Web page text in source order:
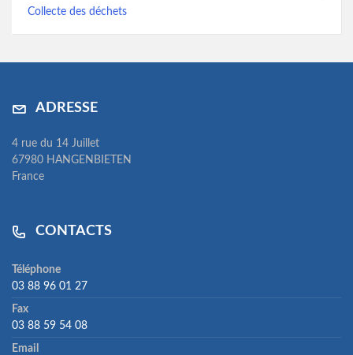
Collecte des déchets
ADRESSE
4 rue du 14 Juillet
67980 HANGENBIETEN
France
CONTACTS
Téléphone
03 88 96 01 27
Fax
03 88 59 54 08
Email